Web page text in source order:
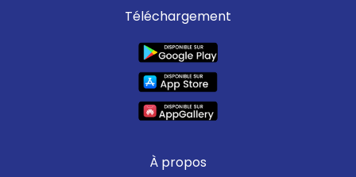
Téléchargement
À propos